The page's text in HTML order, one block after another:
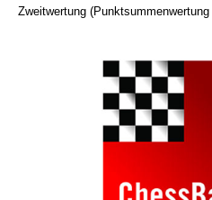
Zweitwertung